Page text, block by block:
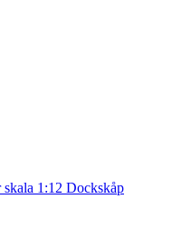
1:12 Dockskåp